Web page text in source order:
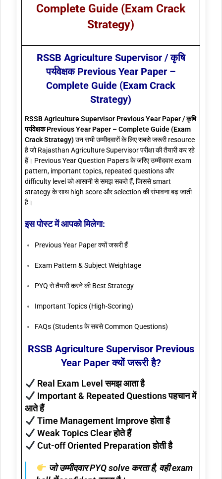
Complete Guide (Exam Crack
Strategy)
RSSB Agriculture Supervisor / कृषि
पर्यवेक्षक Previous Year Paper –
Complete Guide (Exam Crack
Strategy)
RSSB Agriculture Supervisor Previous Year Paper / कृषि
पर्यवेक्षक Previous Year Paper – Complete Guide (Exam
Crack Strategy) उन सभी उम्मीदवारों के लिए सबसे जरूरी resource
है जो Rajasthan Agriculture Supervisor परीक्षा की तैयारी कर रहे
हैं। Previous Year Question Papers के जरिए उम्मीदवार exam
pattern, important topics, repeated questions और
difficulty level को आसानी से समझ सकते हैं, जिससे smart
strategy के साथ high score और selection की संभावना बढ़ जाती
है।
इस पोस्ट में आपको मिलेगा:
Previous Year Paper क्यों जरूरी हैं
Exam Pattern & Subject Weightage
PYQ से तैयारी करने की Best Strategy
Important Topics (High-Scoring)
FAQs (Students के सबसे Common Questions)
RSSB Agriculture Supervisor Previous
Year Paper क्यों जरूरी है?
Real Exam Level समझ आता है
Important & Repeated Questions पहचान में
आते हैं
Time Management Improve होता है
Weak Topics Clear होते हैं
Cut-off Oriented Preparation होती है
जो उम्मीदवार PYQ solve करता है, वही exam